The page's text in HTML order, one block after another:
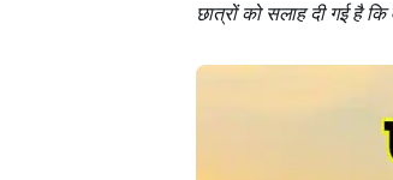
छात्रों को सलाह दी गई है